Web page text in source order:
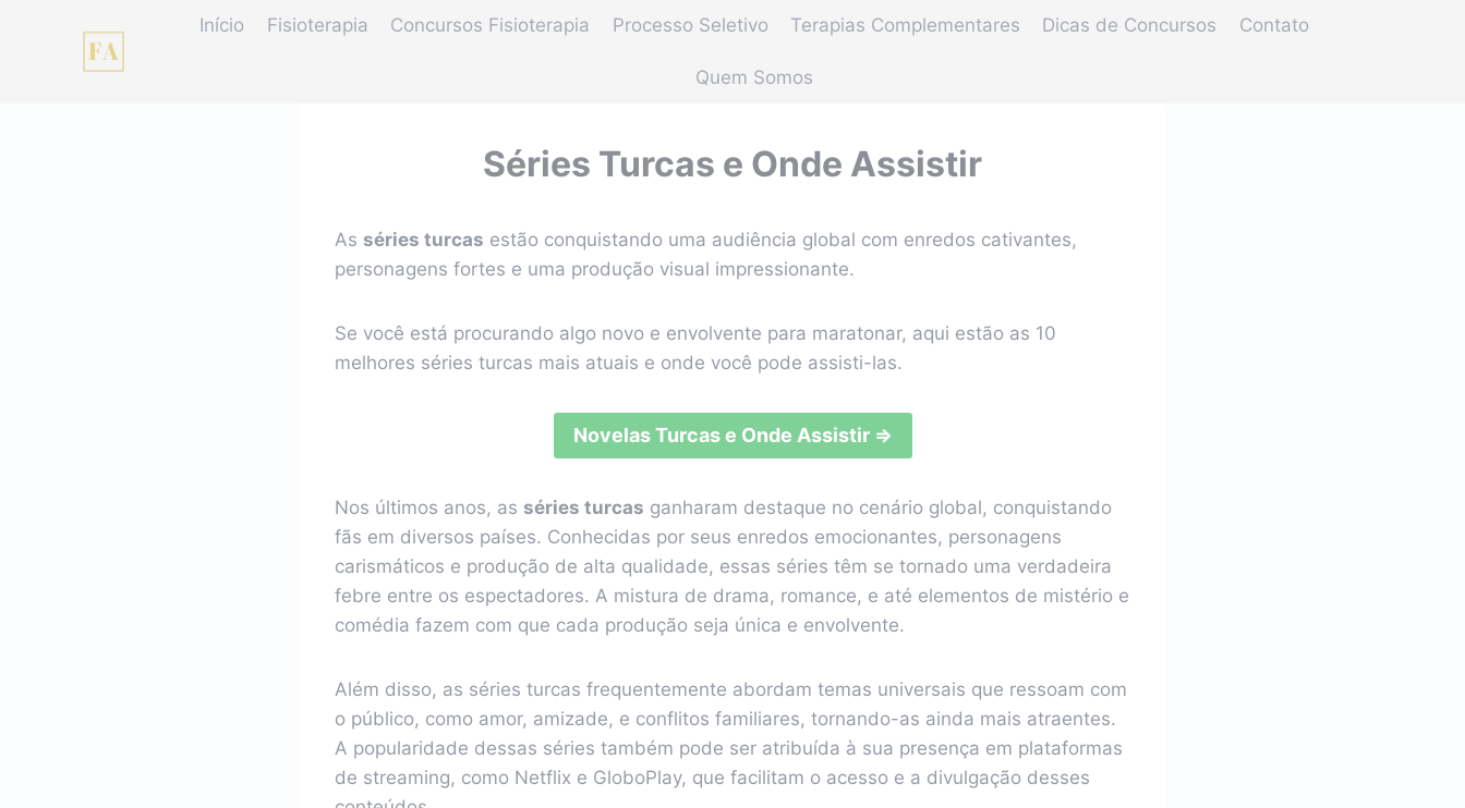
Início Fisioterapia Concursos Fisioterapia Processo Seletivo Terapias Complementares Dicas de Concursos Contato
Quem Somos
Séries Turcas e Onde Assistir
As séries turcas estão conquistando uma audiência global com enredos cativantes,
personagens fortes e uma produção visual impressionante.
Se você está procurando algo novo e envolvente para maratonar, aqui estão as 10
melhores séries turcas mais atuais e onde você pode assisti-las.
Novelas Turcas e Onde Assistir ⇒
Nos últimos anos, as séries turcas ganharam destaque no cenário global, conquistando
fãs em diversos países. Conhecidas por seus enredos emocionantes, personagens
carismáticos e produção de alta qualidade, essas séries têm se tornado uma verdadeira
febre entre os espectadores. A mistura de drama, romance, e até elementos de mistério e
comédia fazem com que cada produção seja única e envolvente.
Além disso, as séries turcas frequentemente abordam temas universais que ressoam com
o público, como amor, amizade, e conflitos familiares, tornando-as ainda mais atraentes.
A popularidade dessas séries também pode ser atribuída à sua presença em plataformas
de streaming, como Netflix e GloboPlay, que facilitam o acesso e a divulgação desses